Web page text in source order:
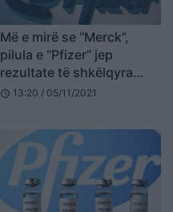
Më e mirë se “Merck”,
pilula e “Pfizer” jep
rezultate të shkëlqyra
kundër Covid-19
schedule 13:20 / 05/11/2021